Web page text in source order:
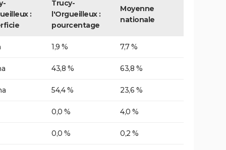
:
Trucy-
l'Orgueilleux :
pourcentage
Moyenne
nationale
1,9 % 7,7 %
43,8 % 63,8 %
54,4 % 23,6 %
0,0 % 4,0 %
0,0 % 0,2 %